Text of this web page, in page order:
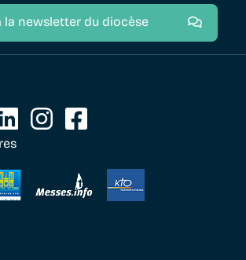
la newsletter du diocèse